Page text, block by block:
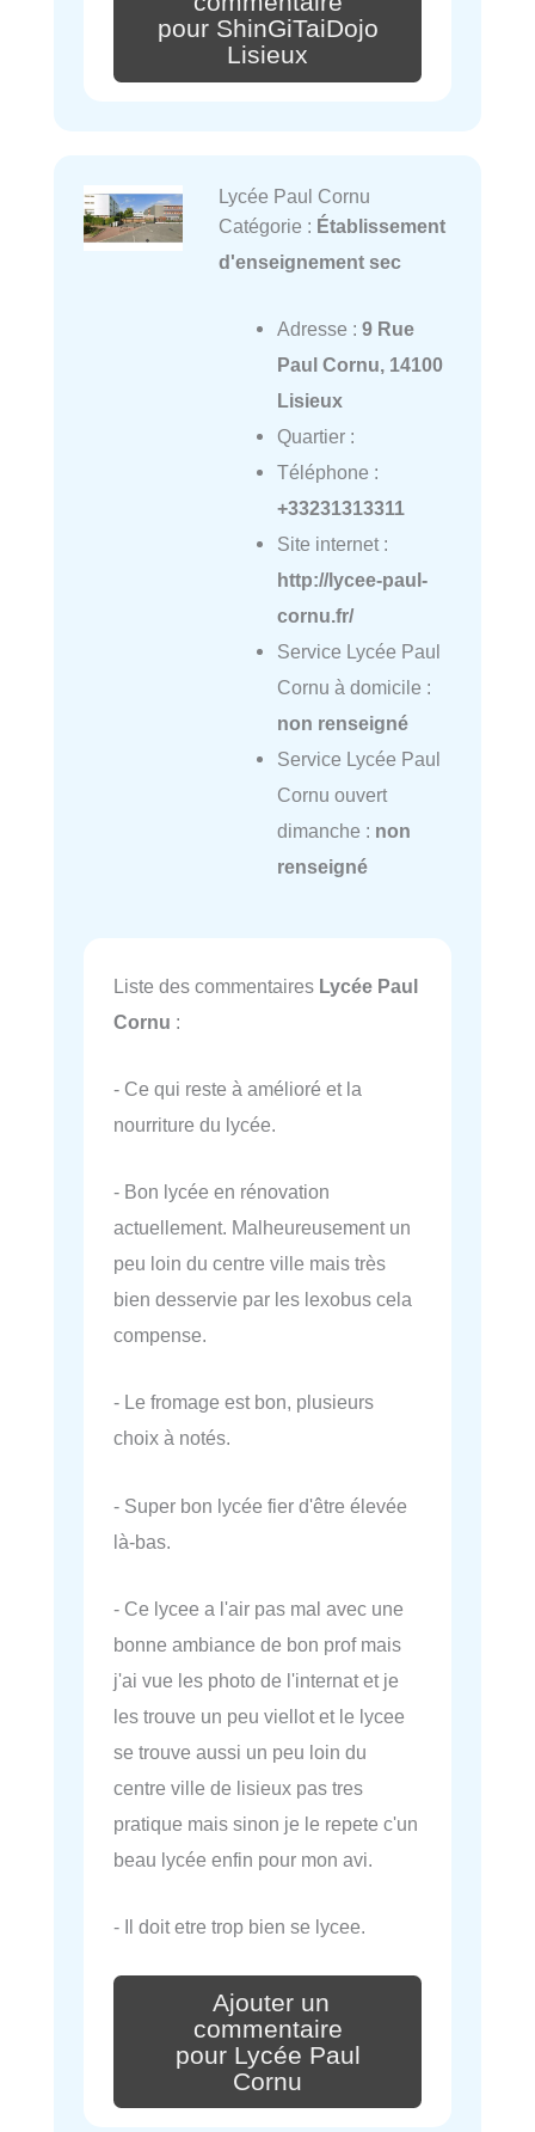
pour ShinGiTaiDojo
Lisieux
Lycée Paul Cornu
Catégorie : Établissement
d'enseignement sec
Adresse : 9 Rue
Paul Cornu, 14100
Lisieux
Quartier :
Téléphone :
+33231313311
Site internet :
http://lycee-paul-
cornu.fr/
Service Lycée Paul
Cornu à domicile :
non renseigné
Service Lycée Paul
Cornu ouvert
dimanche : non
renseigné
Liste des commentaires Lycée Paul
Cornu :
- Ce qui reste à amélioré et la
nourriture du lycée.
- Bon lycée en rénovation
actuellement. Malheureusement un
peu loin du centre ville mais très
bien desservie par les lexobus cela
compense.
- Le fromage est bon, plusieurs
choix à notés.
- Super bon lycée fier d'être élevée
là-bas.
- Ce lycee a l'air pas mal avec une
bonne ambiance de bon prof mais
j'ai vue les photo de l'internat et je
les trouve un peu viellot et le lycee
se trouve aussi un peu loin du
centre ville de lisieux pas tres
pratique mais sinon je le repete c'un
beau lycée enfin pour mon avi.
- Il doit etre trop bien se lycee.
Ajouter un
commentaire
pour Lycée Paul
Cornu